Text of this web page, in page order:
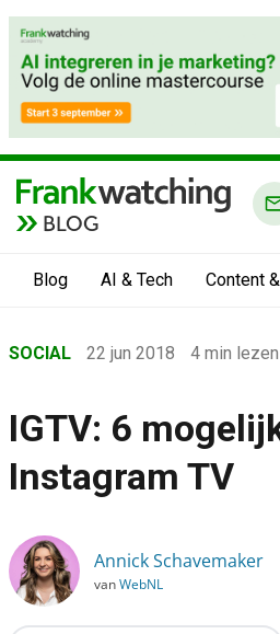
BLOG
Blog AI & Tech Content
›
Social
IGTV: 6 mogelijkheden van
SOCIAL 22 jun 2018 4 min lezen
IGTV: 6
Instagram TV
Annick Schavemaker
vanWebNL